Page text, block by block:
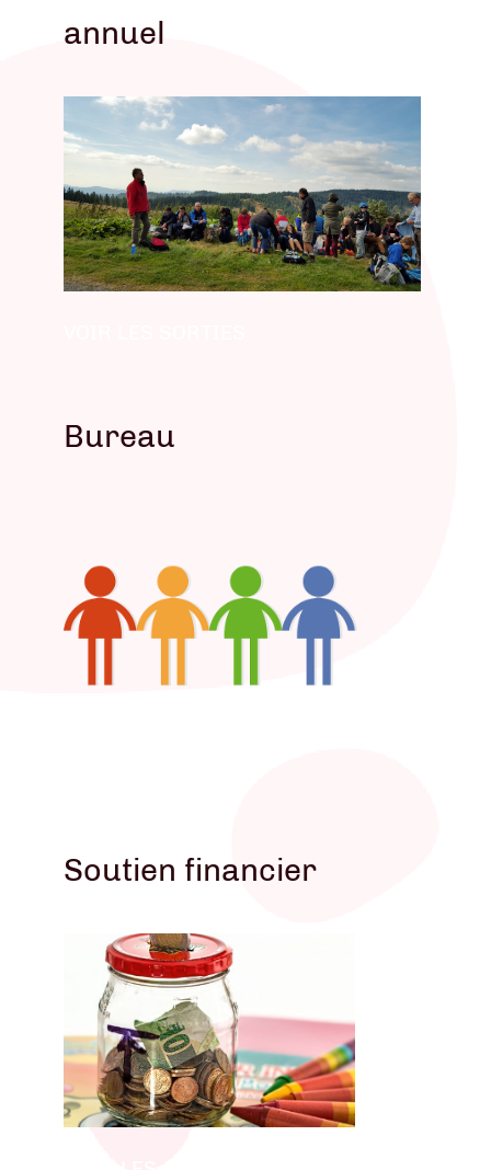
annuel
Bureau
Soutien financier